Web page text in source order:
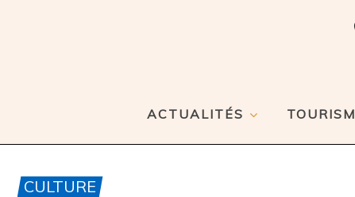
ACTUALITÉS
CULTURE